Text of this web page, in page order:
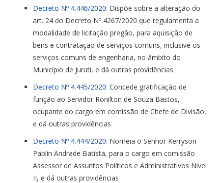
Decreto Nº 4.446/2020: Dispõe sobre a alteração do
art. 24 do Decreto Nº 4267/2020 que regulamenta a
modalidade de licitação pregão, para aquisição de
bens e contratação de serviços comuns, inclusive os
serviços comuns de engenharia, no âmbito do
Município de Juruti, e dá outras providências
Decreto Nº 4.445/2020: Concede gratificação de
função ao Servidor Ronilton de Souza Bastos,
ocupante do cargo em comissão de Chefe de Divisão,
e dá outras providências
Decreto Nº 4.444/2020: Nomeia o Senhor Kerryson
Pablin Andrade Batista, para o cargo em comissão
Assessor de Assuntos Políticos e Administrativos Nível
II, e dá outras providências